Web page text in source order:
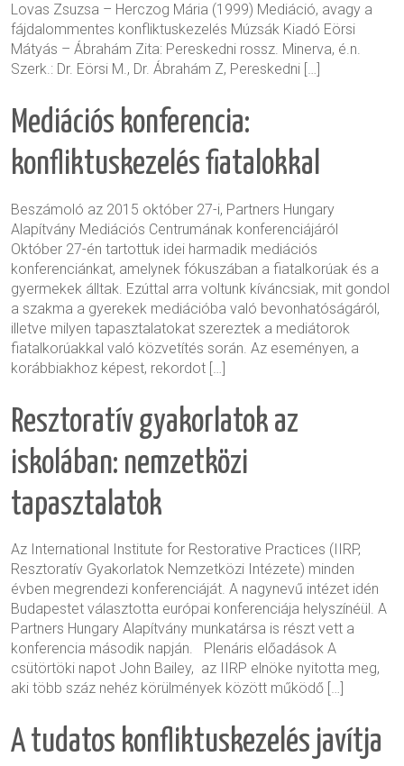
Lovas Zsuzsa – Herczog Mária (1999) Mediáció, avagy a
fájdalommentes konfliktuskezelés Múzsák Kiadó Eörsi
Mátyás – Ábrahám Zita: Pereskedni rossz. Minerva, é.n.
Szerk.: Dr. Eörsi M., Dr. Ábrahám Z, Pereskedni […]
Mediációs konferencia:
konfliktuskezelés fiatalokkal
Beszámoló az 2015 október 27-i, Partners Hungary
Alapítvány Mediációs Centrumának konferenciájáról
Október 27-én tartottuk idei harmadik mediációs
konferenciánkat, amelynek fókuszában a fiatalkorúak és a
gyermekek álltak. Ezúttal arra voltunk kíváncsiak, mit gondol
a szakma a gyerekek mediációba való bevonhatóságáról,
illetve milyen tapasztalatokat szereztek a mediátorok
fiatalkorúakkal való közvetítés során. Az eseményen, a
korábbiakhoz képest, rekordot […]
Resztoratív gyakorlatok az
iskolában: nemzetközi
tapasztalatok
Az International Institute for Restorative Practices (IIRP,
Resztoratív Gyakorlatok Nemzetközi Intézete) minden
évben megrendezi konferenciáját. A nagynevű intézet idén
Budapestet választotta európai konferenciája helyszínéül. A
Partners Hungary Alapítvány munkatársa is részt vett a
konferencia második napján. Plenáris előadások A
csütörtöki napot John Bailey, az IIRP elnöke nyitotta meg,
aki több száz nehéz körülmények között működő […]
A tudatos konfliktuskezelés javítja